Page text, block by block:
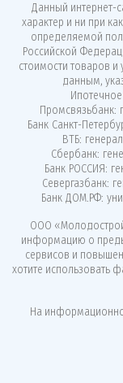
Данный интернет-
характер и ни при
определяемой
Российской
стоимости товаров и
данным,
Промсвязьбанк:
Банк Санкт-
ВТБ:
Сбербанк:
Банк РОССИЯ:
Севергазбанк:
Банк ДОМ.РФ:
ООО
информацию о
сервисов и
хотите использовать
На